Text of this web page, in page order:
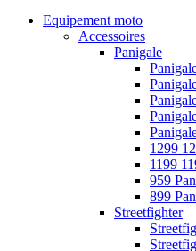
Equipement moto
Accessoires
Panigale
1299
1199
959
899
Streetfighter